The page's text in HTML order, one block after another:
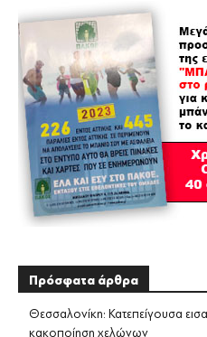
Πρόσφατα άρθρα
Θεσσαλονίκη: Κατεπείγουσα
κακοποίηση χελώνων